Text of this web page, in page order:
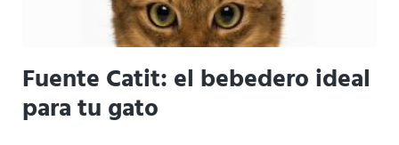
Fuente Catit: el bebedero ideal
para tu gato